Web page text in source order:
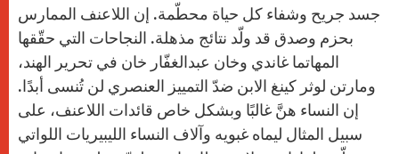
جسد جريح وشفاء كل حياة محطّمة. إن اللاعنف الممارس
بحزم وصدق قد ولّد نتائج مذهلة. النجاحات التي حقّقها
المهاتما غاندي وخان عبدالغفّار خان في تحرير الهند،
ومارتن لوثر كينغ الابن ضدّ التمييز العنصري لن تُنسى أبدًا.
إن النساء هنَّ غالبًا وبشكل خاص قائدات اللاعنف، على
سبيل المثال ليماه غبويه وآلاف النساء الليبيريات اللواتي